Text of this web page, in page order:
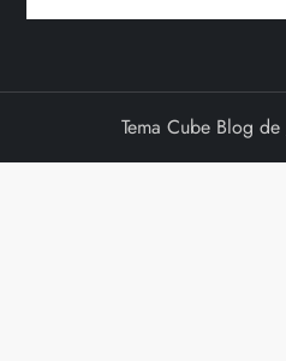
Tema Cube Blog de